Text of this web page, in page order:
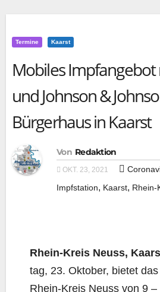
Termine Kaarst
Mobiles Impfangebot
und Johnson &
Bürgerhaus in Kaarst
Von Redaktion
OKT. 23, 2021
Impfstation, Kaarst, Rhein-
Rhein-Kreis Neuss,
tag, 23. Okto­ber, bie­tet
Rhein-Kreis Neuss von 9 –